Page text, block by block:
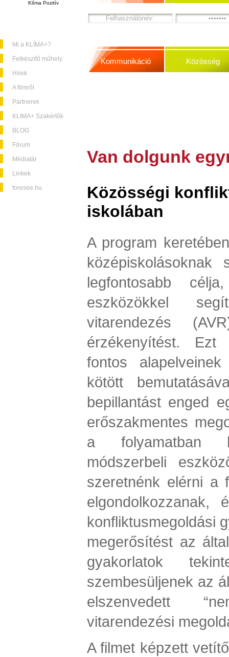
Klíma Pozitív
Mi a KLÍMA+?
Felkészítő műhely
Hírek
A filmről
Partnerek
KLIMA+ Szakértők
BLOG
Fórum
Médiatár
Linkek
foresee.hu
Kommunikáció Közösség
Van dolgunk
Közösségi
iskolában
A program
legfontosabb
eszközökkel
vitarendezés
érzékenyítést.
fontos
kötött
bepillantást enged
erőszakmentes
a folyamatban
módszerbeli
szeretnénk elérni a
elgondolkozzanak,
konfliktusmegoldási
megerősítést az
gyakorlatok
szembesüljenek az
elszenvedett
vitarendezési
A filmet képzett